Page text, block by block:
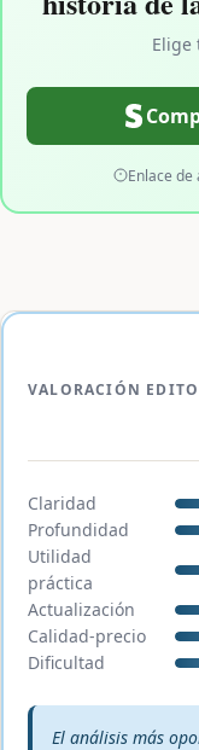
Elige
Enlace de
VALORACIÓN
Claridad
Profundidad
Utilidad
práctica
Actualización
Calidad-precio
Dificultad
Veredicto editorial:
El análisis más